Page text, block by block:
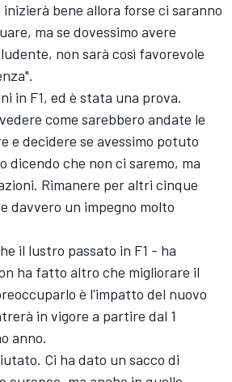
bene allora forse ci saranno
ma se dovessimo avere
non sarà così favorevole
in F1, ed è stata una prova.
come sarebbero andate le
e decidere se avessimo potuto
dicendo che non ci saremo, ma
Rimanere per altri cinque
davvero un impegno molto
il lustro passato in F1 - ha
ha fatto altro che migliorare il
è l'impatto del nuovo
in vigore a partire dal 1
anno.
Ci ha dato un sacco di